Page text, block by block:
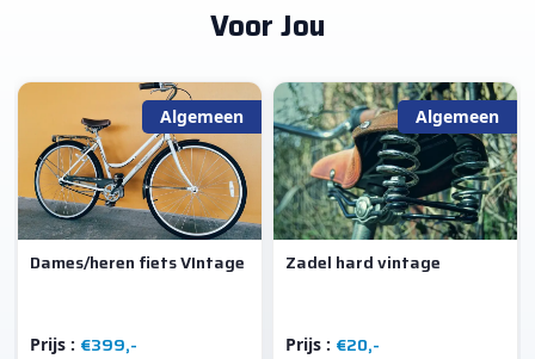
Voor Jou
Algemeen
Dames/heren fiets VIntage
Prijs : €399,-
Algemeen
Zadel hard vintage
Prijs : €20,-